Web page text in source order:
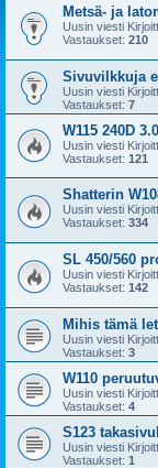
Metsä- ja
Uusin viesti
Vastaukset: 210
Sivuvilkkuja
Uusin viesti
Vastaukset: 7
W115 240D
Uusin viesti
Vastaukset: 121
Shatterin
Uusin viesti
Vastaukset: 334
SL 450/560
Uusin viesti
Vastaukset: 142
Mihis tämä
Uusin viesti
Vastaukset: 3
W110
Uusin viesti
Vastaukset: 4
S123
Uusin viesti
Vastaukset: 1